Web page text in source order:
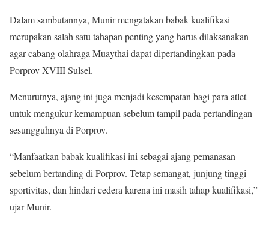
Dalam sambutannya, Munir mengatakan babak kualifikasi
merupakan salah satu tahapan penting yang harus dilaksanakan
agar cabang olahraga Muaythai dapat dipertandingkan pada
Porprov XVIII Sulsel.
Menurutnya, ajang ini juga menjadi kesempatan bagi para atlet
untuk mengukur kemampuan sebelum tampil pada pertandingan
sesungguhnya di Porprov.
“Manfaatkan babak kualifikasi ini sebagai ajang pemanasan
sebelum bertanding di Porprov. Tetap semangat, junjung tinggi
sportivitas, dan hindari cedera karena ini masih tahap kualifikasi,”
ujar Munir.